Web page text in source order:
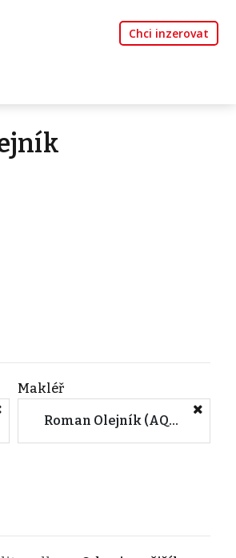
Chci inzerovat
Makléř
Roman Olejník (AQUA realty s.r.o.)